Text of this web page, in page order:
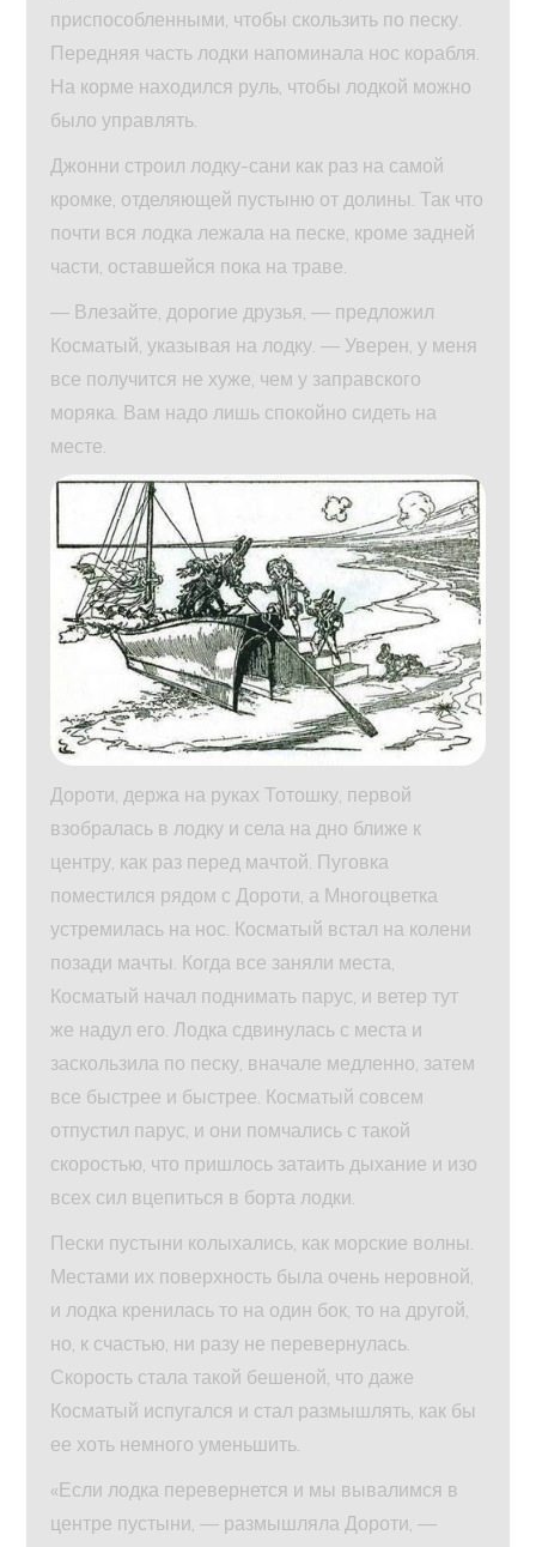
приспособленными, чтобы скользить по песку.
Передняя часть лодки напоминала нос корабля.
На корме находился руль, чтобы лодкой можно
было управлять.
Джонни строил лодку-сани как раз на самой
кромке, отделяющей пустыню от долины. Так что
почти вся лодка лежала на песке, кроме задней
части, оставшейся пока на траве.
— Влезайте, дорогие друзья, — предложил
Косматый, указывая на лодку. — Уверен, у меня
все получится не хуже, чем у заправского
моряка. Вам надо лишь спокойно сидеть на
месте.
Дороти, держа на руках Тотошку, первой
взобралась в лодку и села на дно ближе к
центру, как раз перед мачтой. Пуговка
поместился рядом с Дороти, а Многоцветка
устремилась на нос. Косматый встал на колени
позади мачты. Когда все заняли места,
Косматый начал поднимать парус, и ветер тут
же надул его. Лодка сдвинулась с места и
заскользила по песку, вначале медленно, затем
все быстрее и быстрее. Косматый совсем
отпустил парус, и они помчались с такой
скоростью, что пришлось затаить дыхание и изо
всех сил вцепиться в борта лодки.
Пески пустыни колыхались, как морские волны.
Местами их поверхность была очень неровной,
и лодка кренилась то на один бок, то на другой,
но, к счастью, ни разу не перевернулась.
Скорость стала такой бешеной, что даже
Косматый испугался и стал размышлять, как бы
ее хоть немного уменьшить.
«Если лодка перевернется и мы вывалимся в
центре пустыни, — размышляла Дороти, —